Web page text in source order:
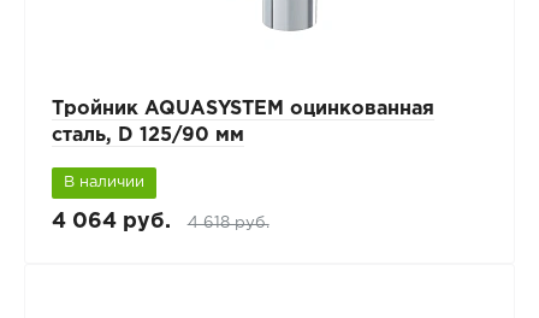
Тройник AQUASYSTEM оцинкованная
сталь, D 125/90 мм
В наличии
4 064 руб. 4 618 руб.